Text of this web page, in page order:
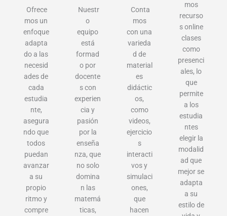
Ofrece
mos un
enfoque
adapta
do a las
necesid
ades de
cada
estudia
nte,
asegura
ndo que
todos
puedan
avanzar
a su
propio
ritmo y
compre
Nuestr
o
equipo
está
formad
o por
docente
s con
experien
cia y
pasión
por la
enseña
nza, que
no solo
domina
n las
matemá
ticas,
Conta
mos
con una
varieda
d de
material
es
didáctic
os,
como
videos,
ejercicio
s
interacti
vos y
simulaci
ones,
que
hacen
mos
recurso
s online
clases
como
presenci
ales, lo
que
permite
a los
estudia
ntes
elegir la
modalid
ad que
mejor se
adapta
a su
estilo de